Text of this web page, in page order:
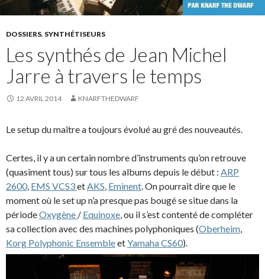
DOSSIERS, SYNTHÉTISEURS
Les synthés de Jean Michel
Jarre à travers le temps
12 AVRIL 2014 KNARFTHEDWARF
Le setup du maître a toujours évolué au gré des nouveautés.
Certes, il y a un certain nombre d’instruments qu’on retrouve
(quasiment tous) sur tous les albums depuis le début : ARP
2600, EMS VCS3etAKS, Eminent. On pourrait dire que le
moment où le set up n’a presque pas bougé se situe dans la
périodeOxygène / Equinoxe, ou il s’est contenté de compléter
sa collection avec des machines polyphoniques (Oberheim,
Korg Polyphonic EnsembleetYamaha CS60).